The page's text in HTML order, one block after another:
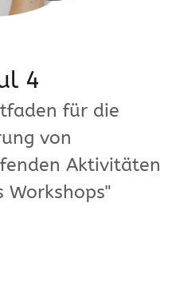
4
für die
von
Aktivitäten
Workshops"